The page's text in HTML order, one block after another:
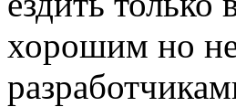
хорошим но не